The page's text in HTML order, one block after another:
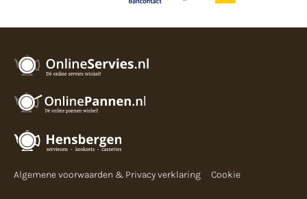
Algemene voorwaarden & Privacy verklaring Cookie